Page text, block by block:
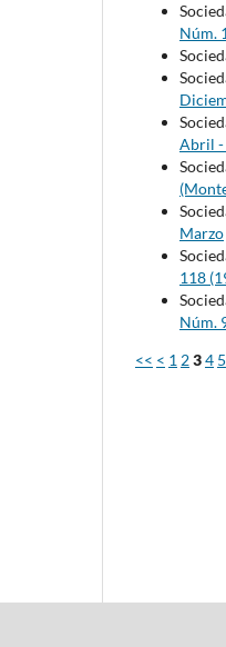
Núm.
Abril -
Marzo
118
Núm.
<< < 1 234 5